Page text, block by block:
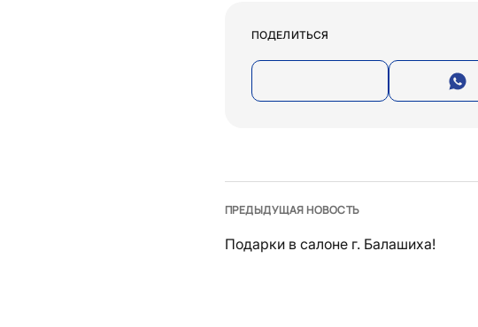
ПОДЕЛИТЬСЯ
ПРЕДЫДУЩАЯ НОВОСТЬ
Подарки в салоне г. Балашиха!